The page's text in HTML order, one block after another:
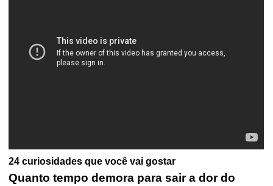
24 curiosidades que você vai gostar
Quanto tempo demora para sair a dor do